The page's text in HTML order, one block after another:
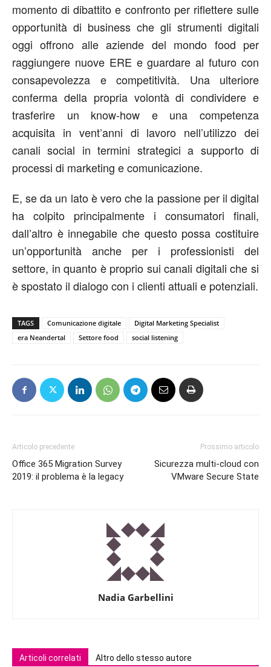
momento di dibattito e confronto per riflettere sulle
opportunità di business che gli strumenti digitali
oggi offrono alle aziende del mondo food per
raggiungere nuove ERE e guardare al futuro con
consapevolezza e competitività. Una ulteriore
conferma della propria volontà di condividere e
trasferire un know-how e una competenza
acquisita in vent’anni di lavoro nell’utilizzo dei
canali social in termini strategici a supporto di
processi di marketing e comunicazione.
E, se da un lato è vero che la passione per il digital
ha colpito principalmente i consumatori finali,
dall’altro è innegabile che questo possa costituire
un’opportunità anche per i professionisti del
settore, in quanto è proprio sui canali digitali che si
è spostato il dialogo con i clienti attuali e potenziali.
TAGS Comunicazione digitale
Digital Marketing Specialist
era Neandertal
Settore food social listening
Articolo precedente
Office 365 Migration Survey
2019: il problema è la legacy
Prossimo articolo
Sicurezza multi-cloud con
VMware Secure State
Nadia Garbellini
Articoli correlati Altro dello stesso autore